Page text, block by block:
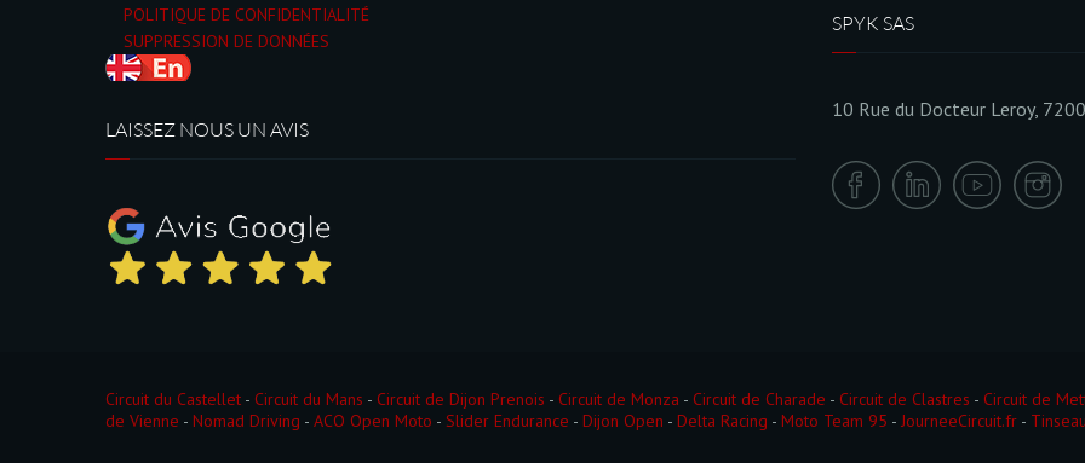
POLITIQUE DE CONFIDENTIALITÉ
SUPPRESSION DE DONNÉES
LAISSEZ NOUS UN AVIS
SPYK SAS
10 Rue du Docteur Leroy,
Circuit du Castellet - Circuit du Mans - Circuit de Dijon Prenois - Circuit de Monza - Circuit de Charade - Circuit de Clastres - Circuit de
de Vienne - Nomad Driving - ACO Open Moto - Slider Endurance - Dijon Open - Delta Racing - Moto Team 95 - JourneeCircuit.fr -